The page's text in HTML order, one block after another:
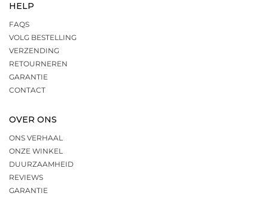
HELP
FAQS
VOLG BESTELLING
VERZENDING
RETOURNEREN
GARANTIE
CONTACT
OVER ONS
ONS VERHAAL
ONZE WINKEL
DUURZAAMHEID
REVIEWS
GARANTIE